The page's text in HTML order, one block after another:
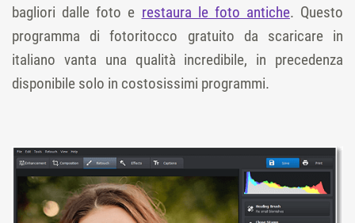
bagliori dalle foto e restaura le foto antiche. Questo
programma di fotoritocco gratuito da scaricare in
italiano vanta una qualità incredibile, in precedenza
disponibile solo in costosissimi programmi.